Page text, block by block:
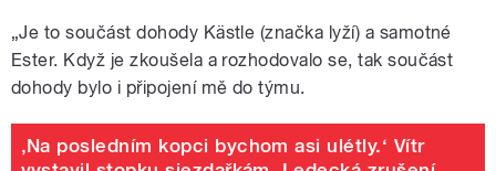
„Je to součást dohody Kästle (značka lyží) a samotné
Ester. Když je zkoušela a rozhodovalo se, tak součást
dohody bylo i připojení mě do týmu.
‚Na posledním kopci bychom asi ulétly.‘ Vítr